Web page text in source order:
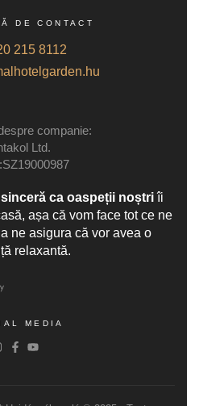
DE CONTACT
215 8112
companie:
Ltd.
ca oaspeții noștriîi
așa că vom face tot ce ne
ne asigura că vor avea o
relaxantă.
MEDIA